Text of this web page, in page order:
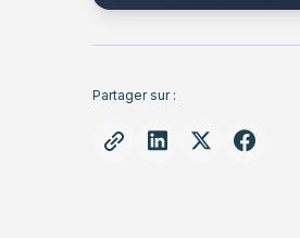
Partager sur :